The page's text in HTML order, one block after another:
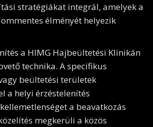
stratégiákat integrál, amelyek a
élményét helyezik
a HIMG Hajbeültetési Klinikán
technika. A specifikus
beültetési területek
a helyi érzéstelenítés
a beavatkozás
megkerüli a közös